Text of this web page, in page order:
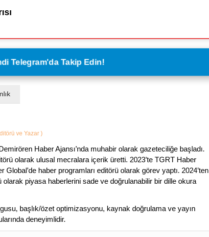
Telegram'da Takip Edin!
ve Yazar )
Haber Ajansı’nda muhabir olarak gazeteciliğe başladı.
olarak ulusal mecralara içerik üretti. 2023’te TGRT Haber
Global’de haber programları editörü olarak görev yaptı. 2024’ten
olarak piyasa haberlerini sade ve doğrulanabilir bir dille okura
başlık/özet optimizasyonu, kaynak doğrulama ve yayın
deneyimlidir.